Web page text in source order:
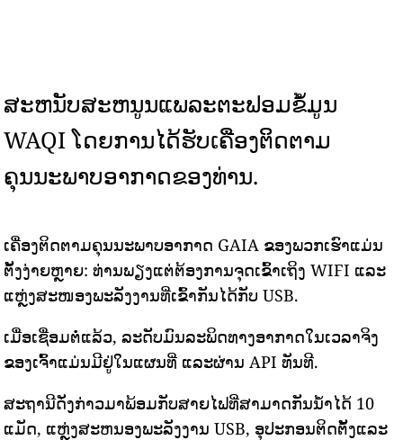
ສະຫນັບສະຫນູນແພລະຕະຟອມຂໍ້ມູນ
WAQI ໂດຍການໄດ້ຮັບເຄື່ອງຕິດຕາມ
ຄຸນນະພາບອາກາດຂອງທ່ານ.
ເຄື່ອງຕິດຕາມຄຸນນະພາບອາກາດ GAIA ຂອງພວກເຮົາແມ່ນ
ຕັ້ງງ່າຍຫຼາຍ: ທ່ານພຽງແຕ່ຕ້ອງການຈຸດເຂົ້າເຖິງ WIFI ແລະ
ແຫຼ່ງສະໜອງພະລັງງານທີ່ເຂົ້າກັນໄດ້ກັບ USB.
ເມື່ອເຊື່ອມຕໍ່ແລ້ວ, ລະດັບມົນລະພິດທາງອາກາດໃນເວລາຈິງ
ຂອງເຈົ້າແມ່ນມີຢູ່ໃນແຜນທີ່ ແລະຜ່ານ API ທັນທີ.
ສະຖານີດັ່ງກ່າວມາພ້ອມກັບສາຍໄຟທີ່ສາມາດກັນນ້ໍາໄດ້ 10
ແມັດ, ແຫຼ່ງສະຫນອງພະລັງງານ USB, ອຸປະກອນຕິດຕັ້ງແລະ